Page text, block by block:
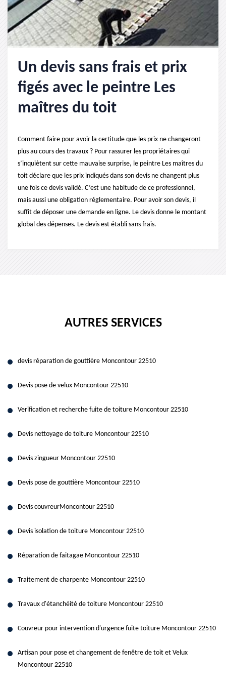
Un devis sans frais et prix
figés avec le peintre Les
maîtres du toit
Comment faire pour avoir la certitude que les prix ne changeront
plus au cours des travaux ? Pour rassurer les propriétaires qui
s’inquiètent sur cette mauvaise surprise, le peintre Les maîtres du
toit déclare que les prix indiqués dans son devis ne changent plus
une fois ce devis validé. C’est une habitude de ce professionnel,
mais aussi une obligation réglementaire. Pour avoir son devis, il
suffit de déposer une demande en ligne. Le devis donne le montant
global des dépenses. Le devis est établi sans frais.
AUTRES SERVICES
devis réparation de gouttière Moncontour 22510
Devis pose de velux Moncontour 22510
Verification et recherche fuite de toiture Moncontour 22510
Devis nettoyage de toiture Moncontour 22510
Devis zingueur Moncontour 22510
Devis pose de gouttière Moncontour 22510
Devis couvreurMoncontour 22510
Devis isolation de toiture Moncontour 22510
Réparation de faitagae Moncontour 22510
Traitement de charpente Moncontour 22510
Travaux d'étanchéité de toiture Moncontour 22510
Couvreur pour intervention d'urgence fuite toiture Moncontour 22510
Artisan pour pose et changement de fenêtre de toit et Velux
Moncontour 22510